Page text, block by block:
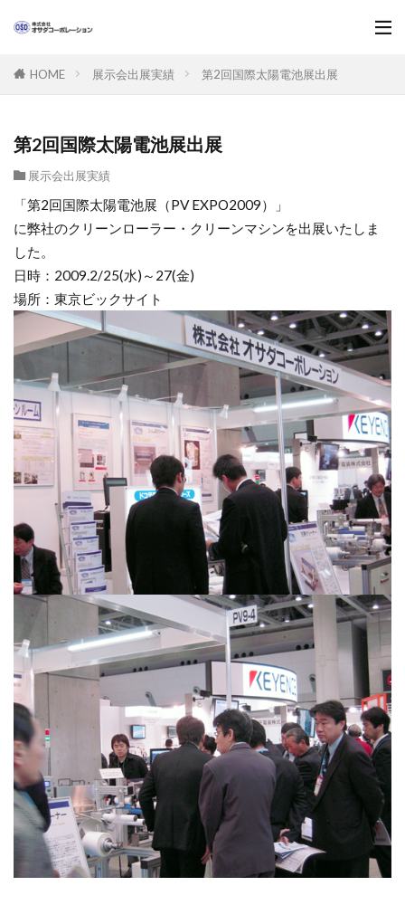
HOME 展示会出展実績 第2回国際太陽電池展出展
第2回国際太陽電池展出展
展示会出展実績
「第2回国際太陽電池展（PV EXPO2009）」
に弊社のクリーンローラー・クリーンマシンを出展いたしま
した。
日時：2009.2/25(水)～27(金)
場所：東京ビックサイト